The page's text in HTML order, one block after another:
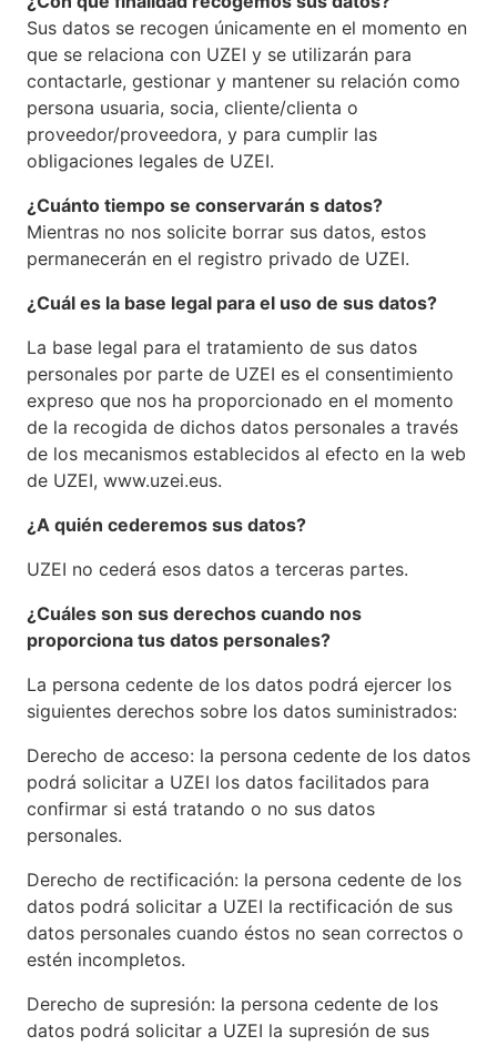
Sus datos se recogen únicamente en el momento en
que se relaciona con UZEI y se utilizarán para
contactarle, gestionar y mantener su relación como
persona usuaria, socia, cliente/clienta o
proveedor/proveedora, y para cumplir las
obligaciones legales de UZEI.
¿Cuánto tiempo se conservarán s datos?
Mientras no nos solicite borrar sus datos, estos
permanecerán en el registro privado de UZEI.
¿Cuál es la base legal para el uso de sus datos?
La base legal para el tratamiento de sus datos
personales por parte de UZEI es el consentimiento
expreso que nos ha proporcionado en el momento
de la recogida de dichos datos personales a través
de los mecanismos establecidos al efecto en la web
de UZEI, www.uzei.eus.
¿A quién cederemos sus datos?
UZEI no cederá esos datos a terceras partes.
¿Cuáles son sus derechos cuando nos
proporciona tus datos personales?
La persona cedente de los datos podrá ejercer los
siguientes derechos sobre los datos suministrados:
Derecho de acceso: la persona cedente de los datos
podrá solicitar a UZEI los datos facilitados para
confirmar si está tratando o no sus datos
personales.
Derecho de rectificación: la persona cedente de los
datos podrá solicitar a UZEI la rectificación de sus
datos personales cuando éstos no sean correctos o
estén incompletos.
Derecho de supresión: la persona cedente de los
datos podrá solicitar a UZEI la supresión de sus